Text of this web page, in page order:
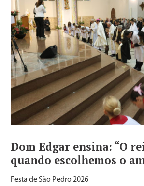
Dom Edgar ensina: “O
quando escolhemos o
Festa de São Pedro 2026